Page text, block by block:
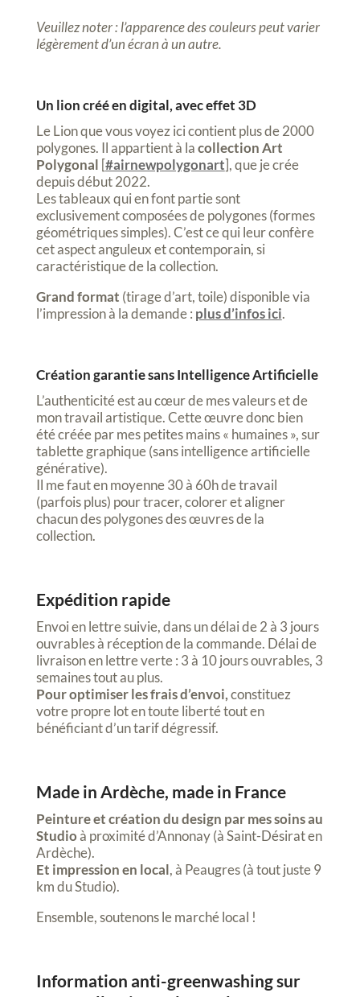
Veuillez noter : l’apparence des couleurs peut varier
légèrement d’un écran à un autre.
Un lion créé en digital, avec effet 3D
Le Lion que vous voyez ici contient plus de 2000
polygones. Il appartient à lacollection Art
Polygonal [#airnewpolygonart], que je crée
depuis début 2022.
Les tableaux qui en font partie sont
exclusivement composées de polygones (formes
géométriques simples). C’est ce qui leur confère
cet aspect anguleux et contemporain, si
caractéristique de la collection.
Grand format (tirage d’art, toile) disponible via
l’impression à la demande : plus d’infos ici.
Création garantie sans Intelligence Artificielle
L’authenticité est au cœur de mes valeurs et de
mon travail artistique. Cette œuvre donc bien
été créée par mes petites mains « humaines », sur
tablette graphique (sans intelligence artificielle
générative).
Il me faut en moyenne 30 à 60h de travail
(parfois plus) pour tracer, colorer et aligner
chacun des polygones des œuvres de la
collection.
Expédition rapide
Envoi en lettre suivie, dans un délai de 2 à 3 jours
ouvrables à réception de la commande. Délai de
livraison en lettre verte : 3 à 10 jours ouvrables, 3
semaines tout au plus.
Pour optimiser les frais d’envoi,constituez
votre propre lot en toute liberté tout en
bénéficiant d’un tarif dégressif.
Made in Ardèche, made in France
Peinture et création du design par mes soins au
Studioà proximité d’Annonay (à Saint-Désirat en
Ardèche).
Et impression en local, à Peaugres (à tout juste 9
km du Studio).
Ensemble, soutenons le marché local !
Information anti-greenwashing sur